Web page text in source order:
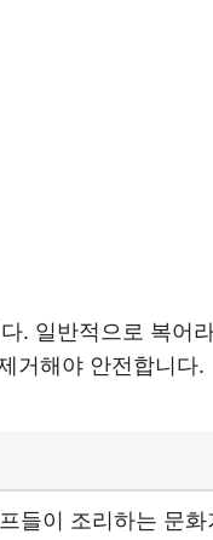
. 일반적으로 복어
거해야 안전합니다.
들이 조리하는 문